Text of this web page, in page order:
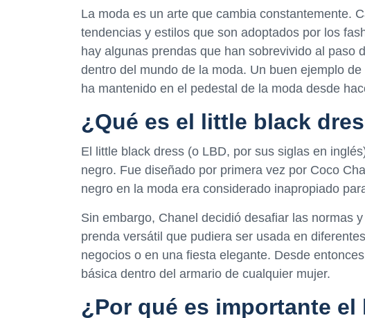
La moda es un arte que cambia constantemente.
tendencias y estilos que son adoptados por los
hay algunas prendas que han sobrevivido al paso
dentro del mundo de la moda. Un buen ejemplo
ha mantenido en el pedestal de la moda desde
¿Qué es el little black
El little black dress (o LBD, por sus siglas en
negro. Fue diseñado por primera vez por Coco
negro en la moda era considerado inapropiado
Sin embargo, Chanel decidió desafiar las normas
prenda versátil que pudiera ser usada en
negocios o en una fiesta elegante. Desde
básica dentro del armario de cualquier mujer.
¿Por qué es importante